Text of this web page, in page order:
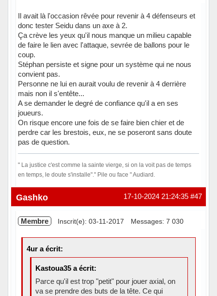
Il avait là l'occasion rêvée pour revenir à 4 défenseurs et
donc tester Seidu dans un axe à 2.
Ça crève les yeux qu'il nous manque un milieu capable
de faire le lien avec l'attaque, sevrée de ballons pour le
coup.
Stéphan persiste et signe pour un système qui ne nous
convient pas.
Personne ne lui en aurait voulu de revenir à 4 derrière
mais non il s'entête...
A se demander le degré de confiance qu'il a en ses
joueurs.
On risque encore une fois de se faire bien chier et de
perdre car les brestois, eux, ne se poseront sans doute
pas de question.
" La justice c'est comme la sainte vierge, si on la voit pas de temps
en temps, le doute s'installe"." Pile ou face " Audiard.
Hors ligne #47
17-10-2024 21:24:35
Gashko
Membre Inscrit(e): 03-11-2017 Messages: 7 030
4ur a écrit:
Kastoua35 a écrit:
Parce qu'il est trop "petit" pour jouer axial, on
va se prendre des buts de la tête. Ce qui